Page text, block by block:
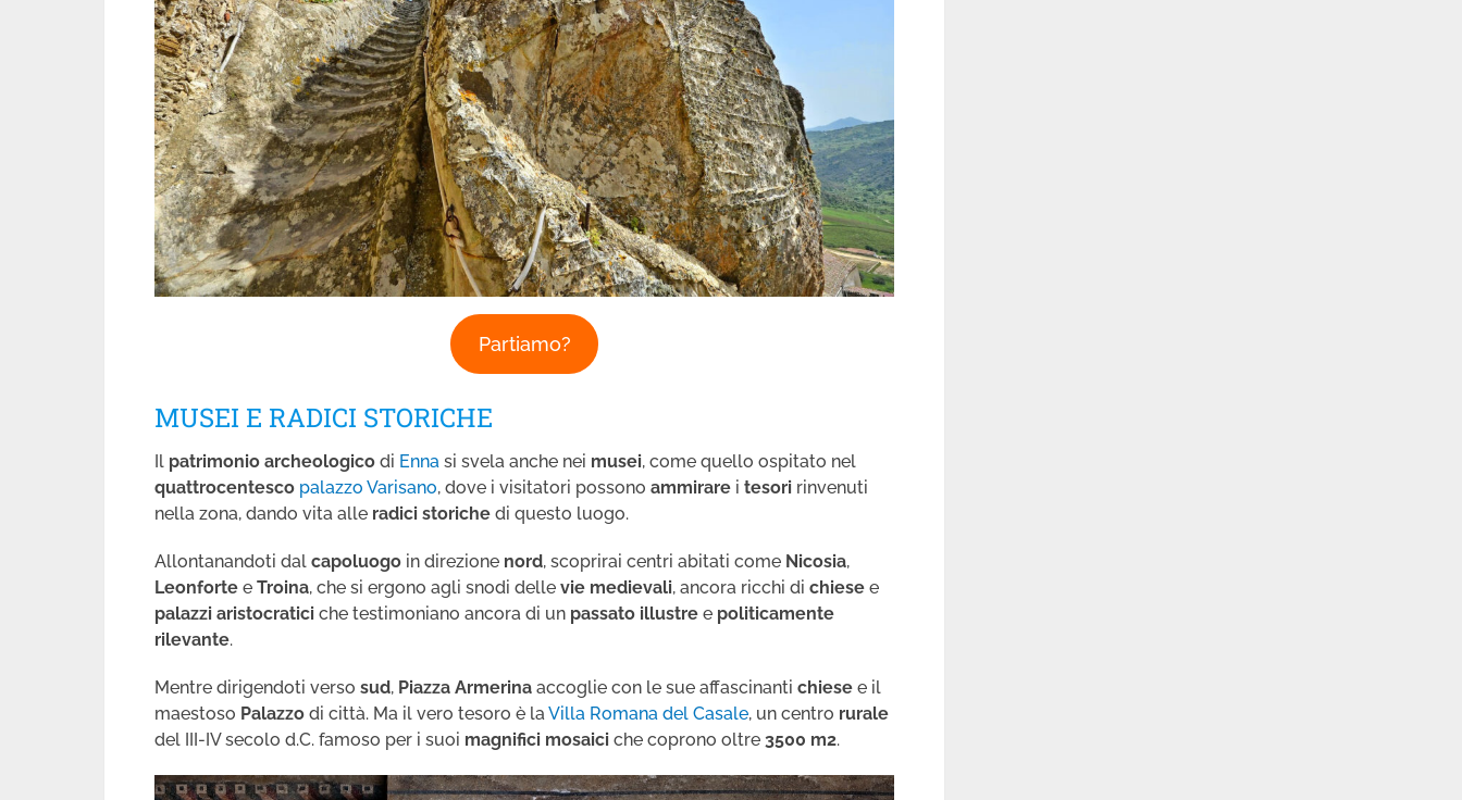
Partiamo?
MUSEI E RADICI STORICHE
Il patrimonio archeologico di Enna si svela anche nei musei, come quello ospitato nel
quattrocentesco palazzo Varisano, dove i visitatori possono ammirare i tesori rinvenuti
nella zona, dando vita alle radici storiche di questo luogo.
Allontanandoti dal capoluogo in direzione nord, scoprirai centri abitati come Nicosia,
Leonforte e Troina, che si ergono agli snodi delle vie medievali, ancora ricchi di chiese e
palazzi aristocratici che testimoniano ancora di un passato illustre e politicamente
rilevante.
Mentre dirigendoti verso sud, Piazza Armerina accoglie con le sue affascinanti chiese e il
maestoso Palazzo di città. Ma il vero tesoro è laVilla Romana del Casale, un centro rurale
del III-IV secolo d.C. famoso per i suoi magnifici mosaici che coprono oltre 3500 m2.